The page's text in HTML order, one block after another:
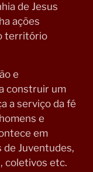
de Jesus
ações
território
e
construir um
a serviço da fé
e
em
de Juventudes,
coletivos etc.